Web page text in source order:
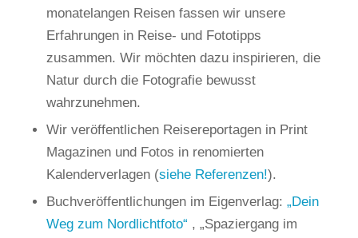
monatelangen Reisen fassen wir unsere
Erfahrungen in Reise- und Fototipps
zusammen. Wir möchten dazu inspirieren, die
Natur durch die Fotografie bewusst
wahrzunehmen.
Wir veröffentlichen Reisereportagen in Print
Magazinen und Fotos in renomierten
Kalenderverlagen (siehe Referenzen!).
Buchveröffentlichungen im Eigenverlag: „Dein
Weg zum Nordlichtfoto“ , „Spaziergang im